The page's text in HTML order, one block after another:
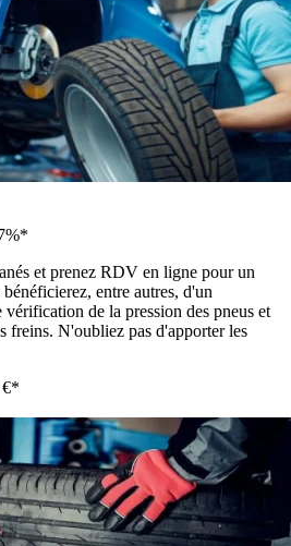
et prenez RDV en ligne pour un
entre autres, d'un
vérification de la pression des pneus et
freins. N'oubliez pas d'apporter les
€*